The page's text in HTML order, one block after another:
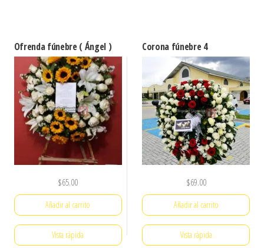
Ofrenda fúnebre ( Ángel )
$65.00
Añadir al carrito
Vista rápida
Corona fúnebre 4
$69.00
Añadir al carrito
Vista rápida